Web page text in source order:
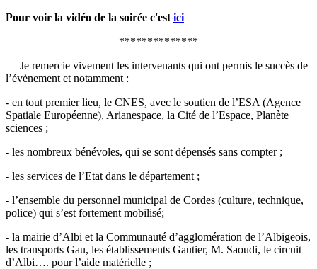
Pour voir la vidéo de la soirée c'est ici
**************
Je remercie vivement les intervenants qui ont permis le succès de
l’évènement et notamment :
- en tout premier lieu, le CNES, avec le soutien de l’ESA (Agence
Spatiale Européenne), Arianespace, la Cité de l’Espace, Planète
sciences ;
- les nombreux bénévoles, qui se sont dépensés sans compter ;
- les services de l’Etat dans le département ;
- l’ensemble du personnel municipal de Cordes (culture, technique,
police) qui s’est fortement mobilisé;
- la mairie d’Albi et la Communauté d’agglomération de l’Albigeois,
les transports Gau, les établissements Gautier, M. Saoudi, le circuit
d’Albi…. pour l’aide matérielle ;